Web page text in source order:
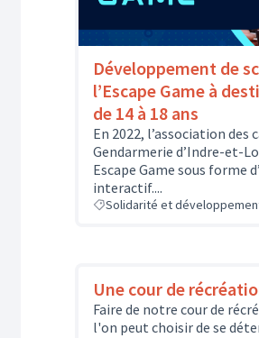
Développement de
l’Escape Game à
de 14 à 18 ans
En 2022, l’association des
Gendarmerie d’Indre-et-
Escape Game sous forme
interactif....
Solidarité et
Une cour de
Faire de notre cour de
l'on peut choisir de se